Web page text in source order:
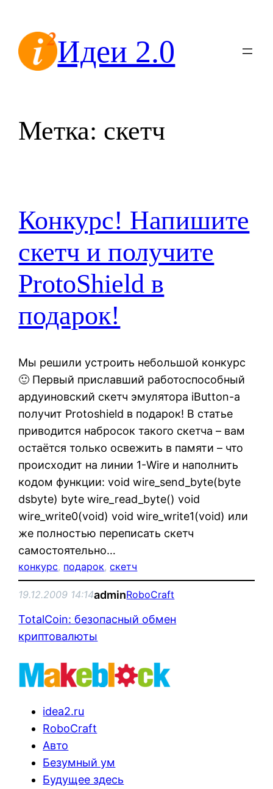
содержимомуИдеи 2.0
Метка: скетч
Конкурс! Напишите
скетч и получите
ProtoShield в
подарок!
Мы решили устроить небольшой конкурс
🙂 Первый приславший работоспособный
ардуиновский скетч эмулятора iButton-а
получит Protoshield в подарок! В статье
приводится набросок такого скетча – вам
остаётся только освежить в памяти – что
происходит на линии 1-Wire и наполнить
кодом функции: void wire_send_byte(byte
dsbyte) byte wire_read_byte() void
wire_write0(void) void wire_write1(void) или
же полностью переписать скетч
самостоятельно…
конкурс, подарок, скетч
19.12.2009 14:14adminRoboCraft
TotalCoin: безопасный обмен
криптовалюты
idea2.ru
RoboCraft
Авто
Безумный ум
Будущее здесь